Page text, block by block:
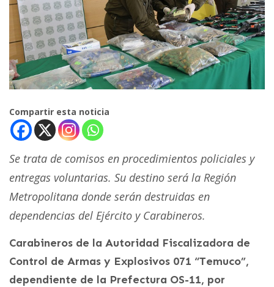
Compartir esta noticia
Se trata de comisos en procedimientos policiales y
entregas voluntarias. Su destino será la Región
Metropolitana donde serán destruidas en
dependencias del Ejército y Carabineros.
Carabineros de la Autoridad Fiscalizadora de
Control de Armas y Explosivos 071 “Temuco”,
dependiente de la Prefectura OS-11, por